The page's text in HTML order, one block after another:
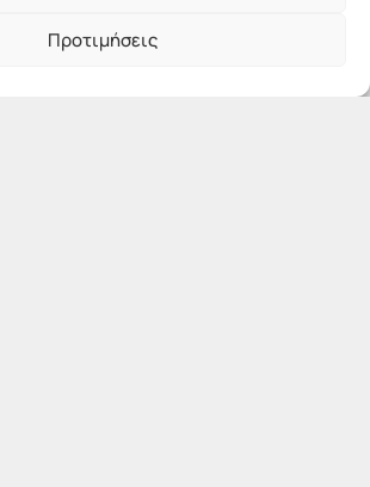
Προτιμήσεις